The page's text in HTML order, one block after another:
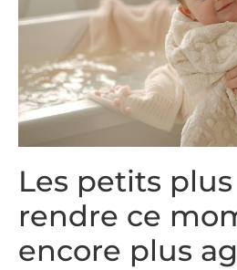
Les petits
rendre ce
encore plus